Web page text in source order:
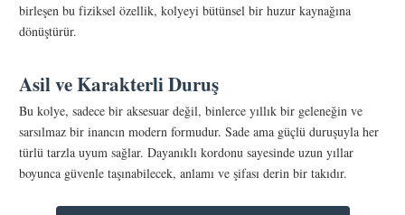
birleşen bu fiziksel özellik, kolyeyi bütünsel bir huzur kaynağına
dönüştürür.
Asil ve Karakterli Duruş
Bu kolye, sadece bir aksesuar değil, binlerce yıllık bir geleneğin ve
sarsılmaz bir inancın modern formudur. Sade ama güçlü duruşuyla her
türlü tarzla uyum sağlar. Dayanıklı kordonu sayesinde uzun yıllar
boyunca güvenle taşınabilecek, anlamı ve şifası derin bir takıdır.